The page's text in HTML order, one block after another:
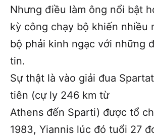
Nhưng điều làm ông nổi bật
kỳ công chạy bộ khiến nhiều
bộ phải kinh ngạc với những
tin.
Sự thật là vào giải đua
tiên (cự ly 246 km từ
Athens đến Sparti) được tổ
1983, Yiannis lúc đó tuổi 27